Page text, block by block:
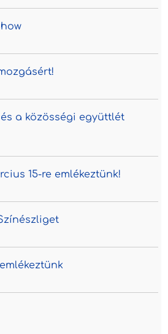
a közösségi együttlét
15-re emlékeztünk!